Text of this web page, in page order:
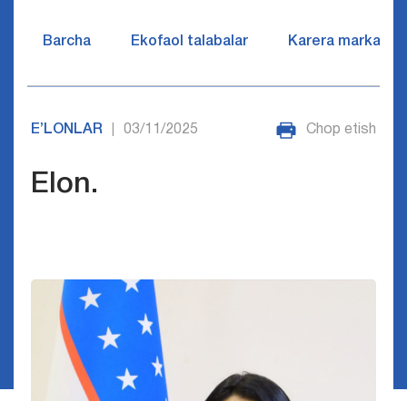
Barcha Ekofaol talabalar Karera markazi
E’LONLAR 03/11/2025 Chop etish
Elon.